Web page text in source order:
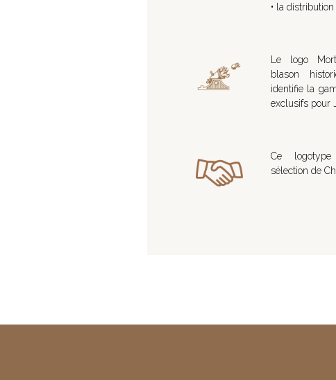
• la
Le logo
blason
identifie la
exclusifs pour
Ce
sélection de